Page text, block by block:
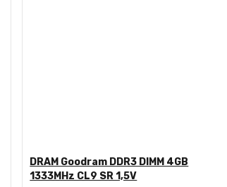
DRAM Goodram DDR3 DIMM 4GB
1333MHz CL9 SR 1,5V